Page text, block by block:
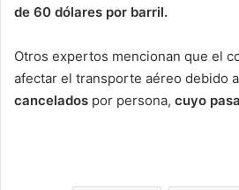
de 60 dólares por barril.
Otros expertos mencionan que el
afectar el transporte aéreo debido
cancelados por persona, cuyo